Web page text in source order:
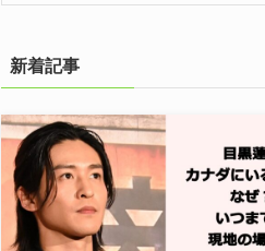
新着記事